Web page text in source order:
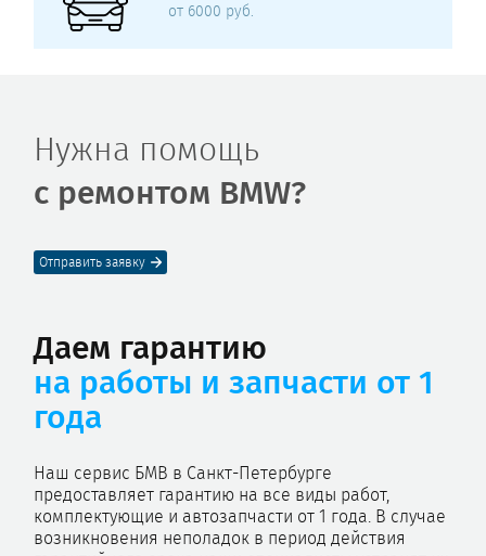
от 6000 руб.
Нужна помощь
с ремонтом BMW?
Отправить заявку
Даем гарантию
на работы и запчасти от 1
года
Наш сервис БМВ в Санкт-Петербурге
предоставляет гарантию на все виды работ,
комплектующие и автозапчасти от 1 года. В случае
возникновения неполадок в период действия